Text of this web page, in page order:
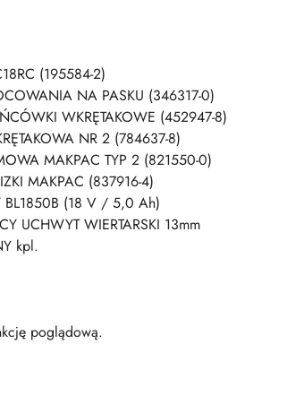
(195584-2)
NA PASKU (346317-0)
WKRĘTAKOWE (452947-8)
NR 2 (784637-8)
MAKPAC TYP 2 (821550-0)
MAKPAC (837916-4)
BL1850B (18 V / 5,0 Ah)
UCHWYT WIERTARSKI 13mm
kpl.
poglądową.